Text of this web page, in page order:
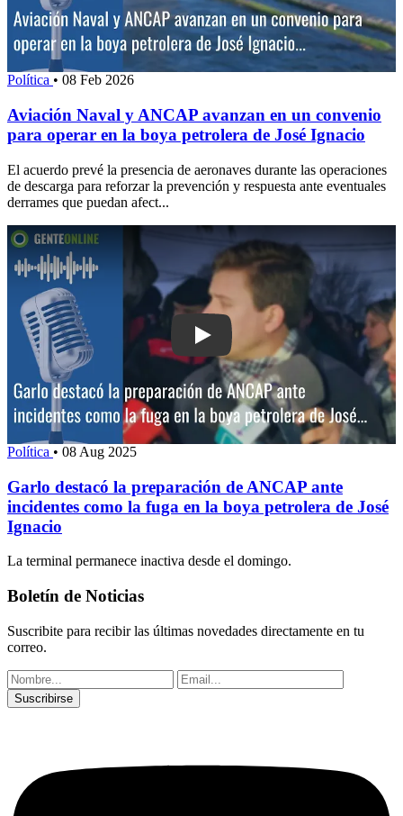
Política • 08 Feb 2026
Aviación Naval y ANCAP avanzan en un convenio
para operar en la boya petrolera de José Ignacio
El acuerdo prevé la presencia de aeronaves durante las operaciones
de descarga para reforzar la prevención y respuesta ante eventuales
derrames que puedan afect...
Play: Garlo destacó la preparación
Política • 08 Aug 2025
Garlo destacó la preparación de ANCAP ante
incidentes como la fuga en la boya petrolera de José
Ignacio
La terminal permanece inactiva desde el domingo.
Boletín de Noticias
Suscribite para recibir las últimas novedades directamente en tu
correo.
Suscribirse